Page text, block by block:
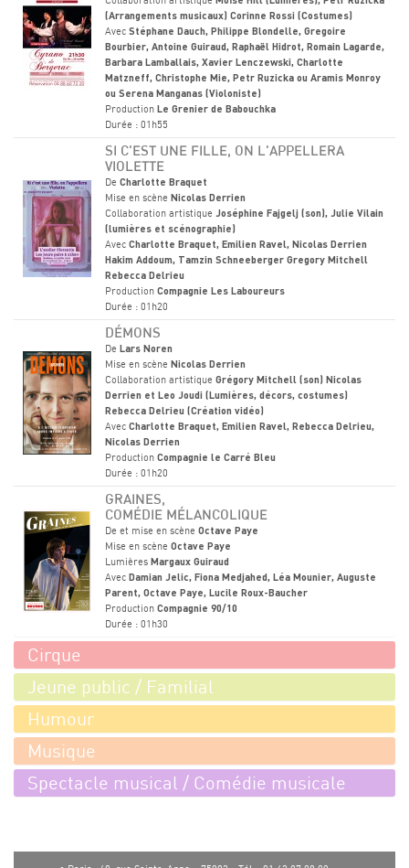
(Arrangements musicaux) Corinne Rossi (Costumes)
Avec Stéphane Dauch, Philippe Blondelle, Gregoire
Bourbier, Antoine Guiraud, Raphaël Hidrot, Romain Lagarde,
Barbara Lamballais, Xavier Lenczewski, Charlotte
Matzneff, Christophe Mie, Petr Ruzicka ou Aramis Monroy
ou Serena Manganas (Violoniste)
Production Le Grenier de Babouchka
Durée : 01h55
SI C'EST UNE FILLE, ON L'APPELLERA
VIOLETTE
De Charlotte Braquet
Mise en scène Nicolas Derrien
Collaboration artistique Joséphine Fajgelj (son), Julie Vilain
(lumières et scénographie)
Avec Charlotte Braquet, Emilien Ravel, Nicolas Derrien
Hakim Addoum, Tamzin Schneeberger Gregory Mitchell
Rebecca Delrieu
Production Compagnie Les Laboureurs
Durée : 01h20
DÉMONS
De Lars Noren
Mise en scène Nicolas Derrien
Collaboration artistique Grégory Mitchell (son) Nicolas
Derrien et Leo Joudi (Lumières, décors, costumes)
Rebecca Delrieu (Création vidéo)
Avec Charlotte Braquet, Emilien Ravel, Rebecca Delrieu,
Nicolas Derrien
Production Compagnie le Carré Bleu
Durée : 01h20
GRAINES,
COMÉDIE MÉLANCOLIQUE
De et mise en scène Octave Paye
Mise en scène Octave Paye
Lumières Margaux Guiraud
Avec Damian Jelic, Fiona Medjahed, Léa Mounier, Auguste
Parent, Octave Paye, Lucile Roux-Baucher
Production Compagnie 90/10
Durée : 01h30
Cirque
Jeune public / Familial
Humour
Musique
Spectacle musical / Comédie musicale